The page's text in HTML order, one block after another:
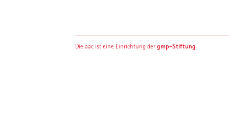
Die aac ist eine Einrichtung dergmp-Stiftung